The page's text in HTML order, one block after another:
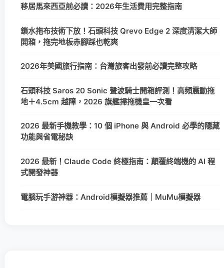
移居馬來西亞前必讀：2026年生活費用完整指南
鎖水拖布技術下放！石頭科技 Qrevo Edge 2 深度清潔大師
開箱，拖完地板赤腳踩也乾爽
2026年美國旅行指南：台灣旅客出發前必讀完整攻略
石頭科技 Saros 20 Sonic 聲波騎士開箱評測！高頻震動拖
地＋4.5cm 越障，2026 旗艦掃拖機皇一次看
2026 最新手機教學：10 個 iPhone 與 Android 必學的隱藏
功能與省電秘訣
2026 最新！Claude Code 終極指南：顛覆終端機的 AI 程
式開發神器
電腦玩手游神器：Android模擬器推薦｜MuMu模擬器